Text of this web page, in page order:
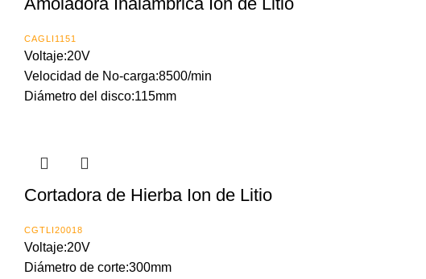
CAGLI1151
Voltaje:20V
Velocidad de No-carga:8500/min
Diámetro del disco:115mm
Cortadora de Hierba Ion de Litio
CGTLI20018
Voltaje:20V
Diámetro de corte:300mm